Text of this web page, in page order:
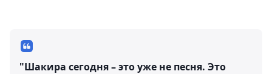
"Шакира сегодня – это уже не песня. Это